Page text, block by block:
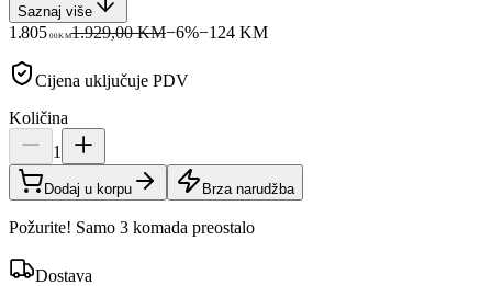
Saznaj više
1.805 00KM1.929,00 KM−6%−124KM
Cijena uključuje PDV
Količina
1
Dodaj u korpu Brza narudžba
Požurite! Samo 3 komada preostalo
Dostava